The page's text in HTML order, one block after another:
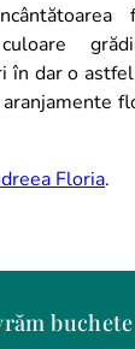
în dar o
Floria.